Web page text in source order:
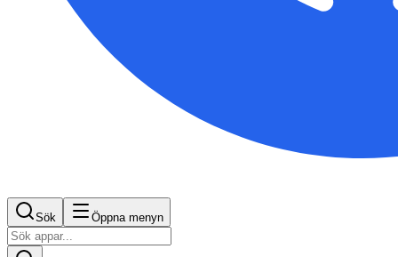
Sök Öppna menyn